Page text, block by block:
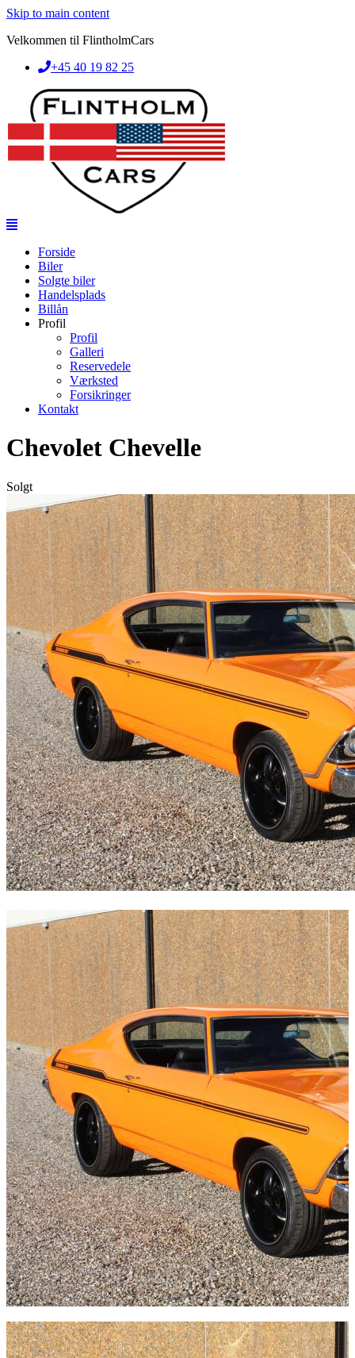
Skip to main content
Velkommen til FlintholmCars
+45 40 19 82 25
Forside
Biler
Solgte biler
Handelsplads
Billån
Profil
Profil
Galleri
Reservedele
Værksted
Forsikringer
Kontakt
Chevolet Chevelle
Solgt